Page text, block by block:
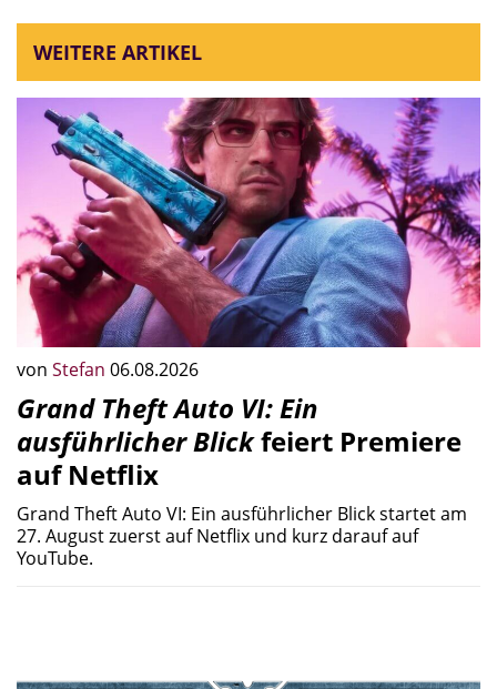
WEITERE ARTIKEL
von Stefan 06.08.2026
Grand Theft Auto VI: Ein
ausführlicher Blickfeiert Premiere
auf Netflix
Grand Theft Auto VI: Ein ausführlicher Blick startet am
27. August zuerst auf Netflix und kurz darauf auf
YouTube.